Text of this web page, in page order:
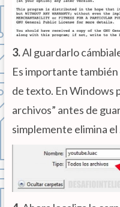
3.Al guardarlo
Es importante
de texto. En Windows
archivos” antes de
simplemente elimina